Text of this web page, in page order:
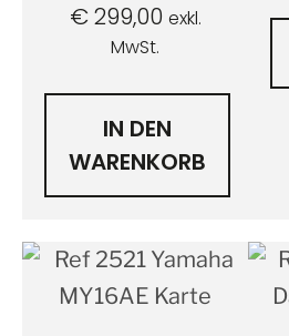
€299,00 exkl.
MwSt.
IN DEN
WARENKORB